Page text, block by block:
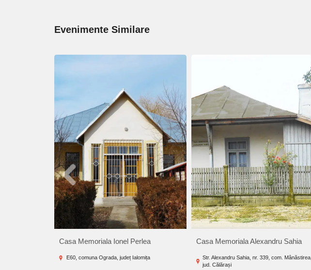
Evenimente Similare
Casa Memoriala Ionel Perlea
E60, comuna Ograda, județ Ialomița
Casa Memoriala Alexandru Sahia
Str. Alexandru Sahia, nr. 339, com. Mânăstirea,
jud. Călărași